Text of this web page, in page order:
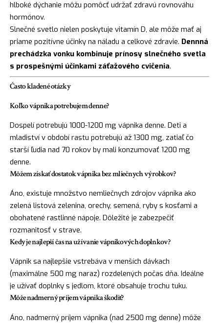
hlboké dýchanie môžu pomôcť udržať zdravú rovnováhu
hormónov.
Slnečné svetlo nielen poskytuje vitamín D, ale môže mať aj
priame pozitívne účinky na náladu a celkové zdravie. Dennná
prechádzka vonku kombinuje prínosy slnečného svetla
s prospešnými účinkami záťažového cvičenia.
Často kladené otázky
Koľko vápnika potrebujem denne?
Dospelí potrebujú 1000-1200 mg vápnika denne. Deti a
mladiství v období rastu potrebujú až 1300 mg, zatiaľ čo
starší ľudia nad 70 rokov by mali konzumovať 1200 mg
denne.
Môžem získať dostatok vápnika bez mliečnych výrobkov?
Áno, existuje množstvo nemliečnych zdrojov vápnika ako
zelená listová zelenina, orechy, semená, ryby s kosťami a
obohatené rastlinné nápoje. Dôležité je zabezpečiť
rozmanitosť v strave.
Kedy je najlepší čas na užívanie vápnikových doplnkov?
Vápnik sa najlepšie vstrebáva v menších dávkach
(maximálne 500 mg naraz) rozdelených počas dňa. Ideálne
je užívať doplnky s jedlom, ktoré obsahuje trochu tuku.
Môže nadmerný príjem vápnika škodiť?
Áno, nadmerný príjem vápnika (nad 2500 mg denne) môže